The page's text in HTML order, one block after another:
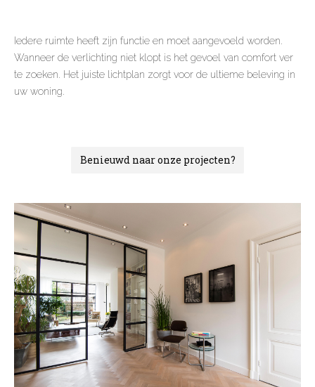
Iedere ruimte heeft zijn functie en moet aangevoeld worden.
Wanneer de verlichting niet klopt is het gevoel van comfort ver
te zoeken. Het juiste lichtplan zorgt voor de ultieme beleving in
uw woning.
Benieuwd naar onze projecten?